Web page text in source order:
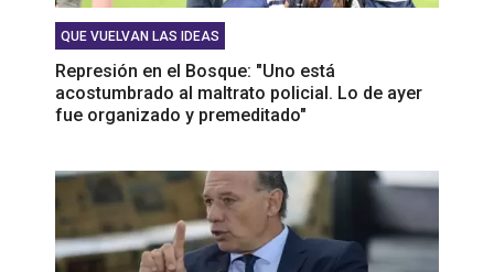
QUE VUELVAN LAS IDEAS
Represión en el Bosque: "Uno está
acostumbrado al maltrato policial. Lo de ayer
fue organizado y premeditado"